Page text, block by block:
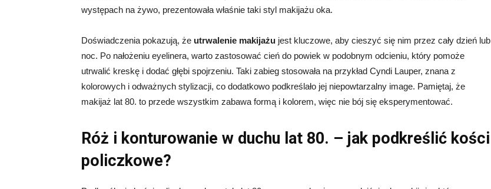
występach na żywo, prezentowała właśnie taki styl makijażu oka.
Doświadczenia pokazują, że utrwalenie makijażu jest kluczowe, aby cieszyć się nim przez cały dzień lub
noc. Po nałożeniu eyelinera, warto zastosować cień do powiek w podobnym odcieniu, który pomoże
utrwalić kreskę i dodać głębi spojrzeniu. Taki zabieg stosowała na przykład Cyndi Lauper, znana z
kolorowych i odważnych stylizacji, co dodatkowo podkreślało jej niepowtarzalny image. Pamiętaj, że
makijaż lat 80. to przede wszystkim zabawa formą i kolorem, więc nie bój się eksperymentować.
Róż i konturowanie w duchu lat 80. – jak podkreślić kości
policzkowe?